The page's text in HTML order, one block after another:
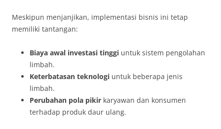
Meskipun menjanjikan, implementasi bisnis ini tetap
memiliki tantangan:
Biaya awal investasi tinggi untuk sistem pengolahan
limbah.
Keterbatasan teknologi untuk beberapa jenis
limbah.
Perubahan pola pikir karyawan dan konsumen
terhadap produk daur ulang.